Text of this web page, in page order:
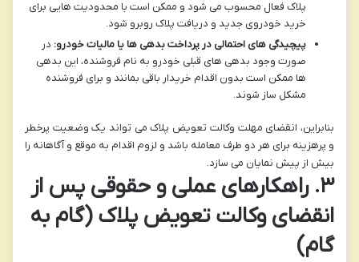
پلاک فعال محسوب می شود و ممکن است با محدودیت هایی برای
خرید خودروی جدید و دریافت پلاک روبرو شود.
پیچیدگی های احتمالی در پرداخت بدهی ها یا مالیات خودرو: در
صورت وجود بدهی های قبلی خودرو به نام فروشنده، این بدهی
ها ممکن است بدون اقدام خریدار باقی بمانند و برای فروشنده
مشکل ساز شوند.
بنابراین، انقضای مهلت وکالت تعویض پلاک می تواند یک وضعیت پرخطر
و پرهزینه برای هر دو طرف معامله باشد و لزوم اقدام به موقع و آگاهانه را
بیش از پیش نمایان می سازد.
۳. راهکارهای عملی و حقوقی پس از
انقضای وکالت تعویض پلاک (گام به
گام)